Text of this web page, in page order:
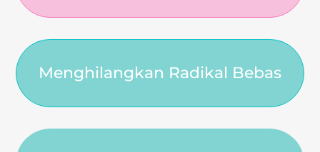
Menghilangkan Radikal Bebas